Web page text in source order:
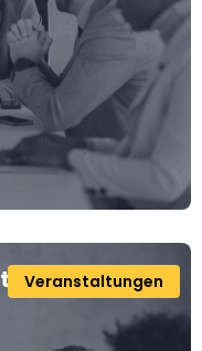
Veranstaltungen
generieren: